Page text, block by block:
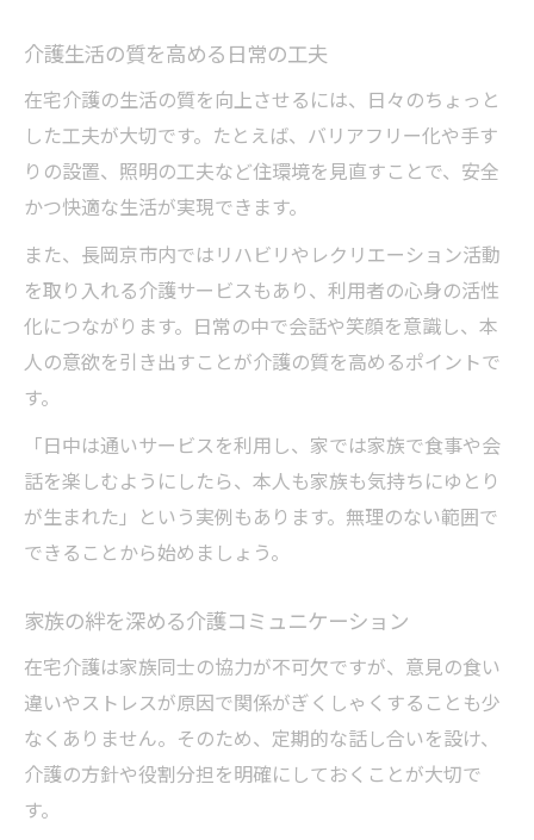
介護生活の質を高める日常の工夫
在宅介護の生活の質を向上させるには、日々のちょっと
した工夫が大切です。たとえば、バリアフリー化や手す
りの設置、照明の工夫など住環境を見直すことで、安全
かつ快適な生活が実現できます。
また、長岡京市内ではリハビリやレクリエーション活動
を取り入れる介護サービスもあり、利用者の心身の活性
化につながります。日常の中で会話や笑顔を意識し、本
人の意欲を引き出すことが介護の質を高めるポイントで
す。
「日中は通いサービスを利用し、家では家族で食事や会
話を楽しむようにしたら、本人も家族も気持ちにゆとり
が生まれた」という実例もあります。無理のない範囲で
できることから始めましょう。
家族の絆を深める介護コミュニケーション
在宅介護は家族同士の協力が不可欠ですが、意見の食い
違いやストレスが原因で関係がぎくしゃくすることも少
なくありません。そのため、定期的な話し合いを設け、
介護の方針や役割分担を明確にしておくことが大切で
す。